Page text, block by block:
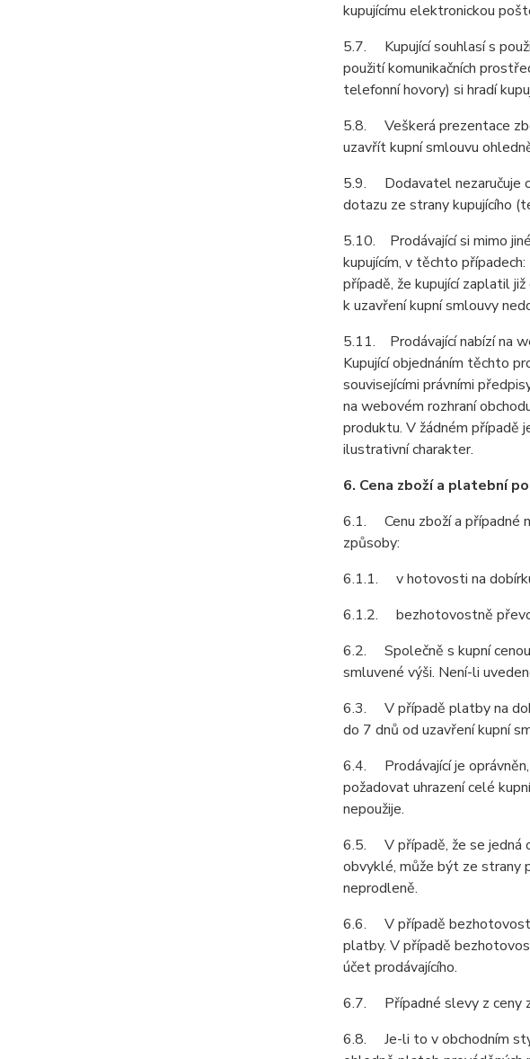
kupujícímu elektronickou
5.7. Kupující souhlasí s
použití komunikačních
telefonní hovory) si hradí
5.8. Veškerá prezentace
uzavřít kupní smlouvu
5.9. Dodavatel nezaručuje
dotazu ze strany kupujícího
5.10. Prodávající si mimo
kupujícím, v těchto
případě, že kupující zaplatil
k uzavření kupní smlouvy
5.11. Prodávající nabízí na
Kupující objednáním těchto
souvisejícími právními
na webovém rozhraní
produktu. V žádném případě
ilustrativní charakter.
6. Cena zboží a platební
6.1. Cenu zboží a případné
způsoby:
6.1.1. v hotovosti na
6.1.2. bezhotovostně
6.2. Společně s kupní cenou
smluvené výši. Není-li
6.3. V případě platby na
do 7 dnů od uzavření kupní
6.4. Prodávající je oprávněn,
požadovat uhrazení celé
nepoužije.
6.5. V případě, že se jedná
obvyklé, může být ze strany
neprodleně.
6.6. V případě
platby. V případě
účet prodávajícího.
6.7. Případné slevy z ceny
6.8. Je-li to v obchodním